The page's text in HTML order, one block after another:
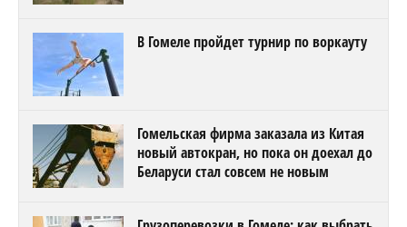
В Гомеле пройдет турнир по воркауту
Гомельская фирма заказала из Китая
новый автокран, но пока он доехал до
Беларуси стал совсем не новым